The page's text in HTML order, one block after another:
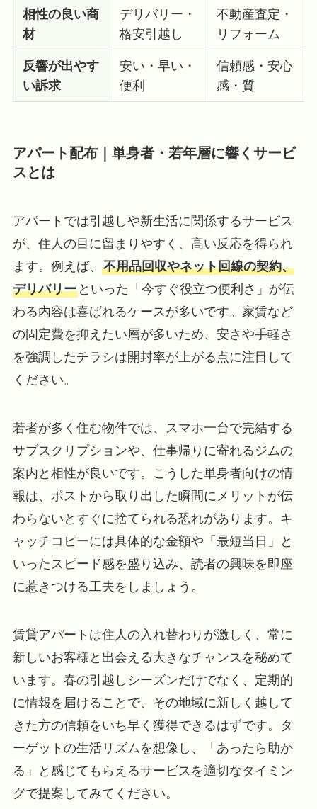
相性の良い商
材
デリバリー・
格安引越し
不動産査定・
リフォーム
反響が出やす
い訴求
安い・早い・
便利
信頼感・安心
感・質
アパート配布｜単身者・若年層に響くサービ
スとは
アパートでは引越しや新生活に関係するサービス
が、住人の目に留まりやすく、高い反応を得られ
ます。例えば、 不用品回収やネット回線の契約、
デリバリーといった「今すぐ役立つ便利さ」が伝
わる内容は喜ばれるケースが多いです。家賃など
の固定費を抑えたい層が多いため、安さや手軽さ
を強調したチラシは開封率が上がる点に注目して
ください。
若者が多く住む物件では、スマホ一台で完結する
サブスクリプションや、仕事帰りに寄れるジムの
案内と相性が良いです。こうした単身者向けの情
報は、ポストから取り出した瞬間にメリットが伝
わらないとすぐに捨てられる恐れがあります。キ
ャッチコピーには具体的な金額や「最短当日」と
いったスピード感を盛り込み、読者の興味を即座
に惹きつける工夫をしましょう。
賃貸アパートは住人の入れ替わりが激しく、常に
新しいお客様と出会える大きなチャンスを秘めて
います。春の引越しシーズンだけでなく、定期的
に情報を届けることで、その地域に新しく越して
きた方の信頼をいち早く獲得できるはずです。タ
ーゲットの生活リズムを想像し、「あったら助か
る」と感じてもらえるサービスを適切なタイミン
グで提案してみてください。